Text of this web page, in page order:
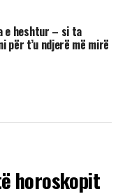
e heshtur – si ta
për t’u ndjerë më mirë
horoskopit